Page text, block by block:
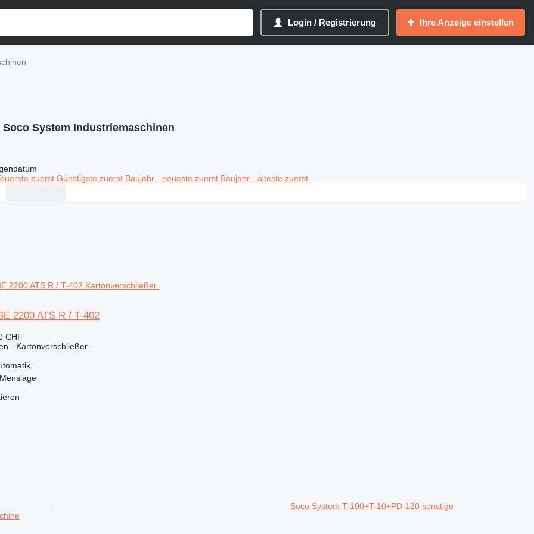
Login / Registrierung Ihre Anzeige einstellen
Soco System Industriemaschinen
zuerst Günstigste zuerst Baujahr - neueste zuerst Baujahr - älteste zuerst
2200 ATS R / T-402
CHF
- Kartonverschließer
Soco System T-100+T-10+PD-120 sonstige